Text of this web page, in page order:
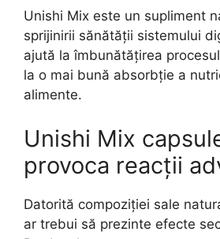
Unishi Mix este un supliment
sprijinirii sănătății sistemului
ajută la îmbunătățirea
la o mai bună absorbție a
alimente.
Unishi Mix
provoca reacții
Datorită compoziției sale
ar trebui să prezinte efecte